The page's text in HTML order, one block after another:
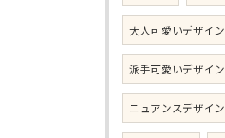
大人可愛いデザイン
派手可愛いデザイン
ニュアンスデザイン